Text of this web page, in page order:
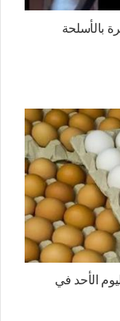
مشاجرة بالأسلحة
الأحد في